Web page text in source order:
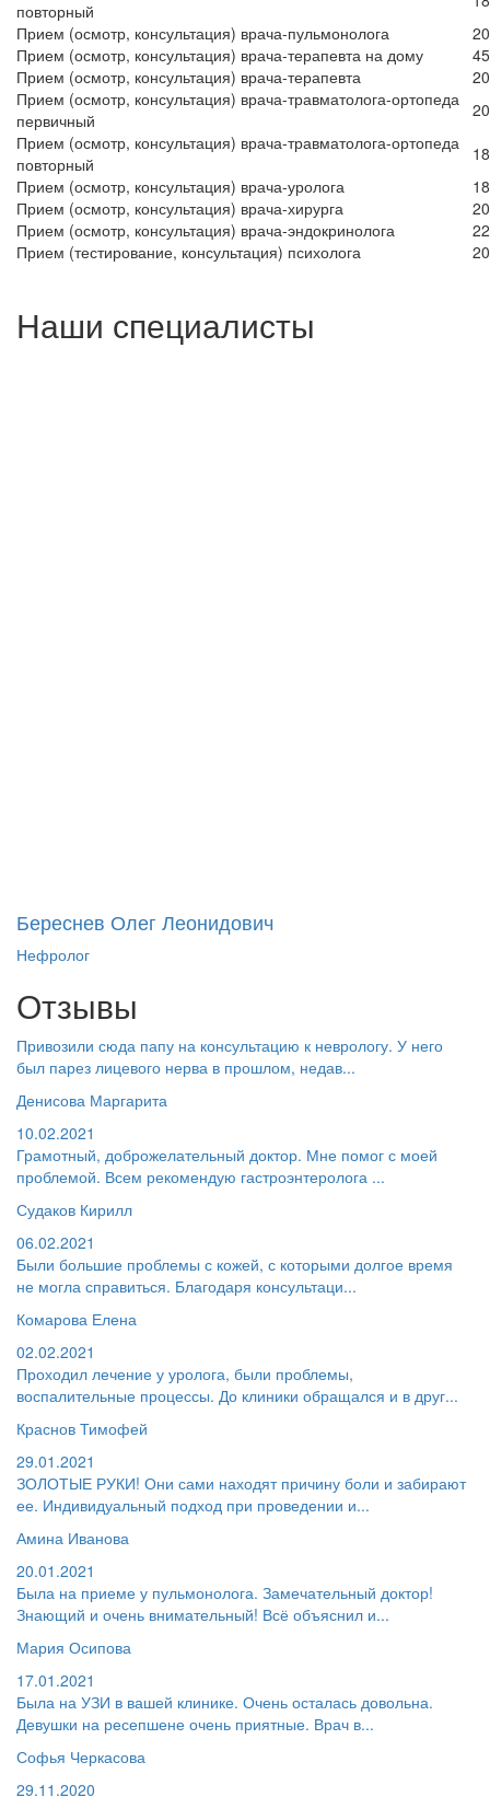
повторный
Прием (осмотр, консультация) врача-пульмонолога
Прием (осмотр, консультация) врача-терапевта на дому
Прием (осмотр, консультация) врача-терапевта
Прием (осмотр, консультация) врача-травматолога-ортопеда
первичный
Прием (осмотр, консультация) врача-травматолога-ортопеда
повторный
Прием (осмотр, консультация) врача-уролога
Прием (осмотр, консультация) врача-хирурга
Прием (осмотр, консультация) врача-эндокринолога
Прием (тестирование, консультация) психолога
Наши специалисты
Береснев Олег Леонидович
Нефролог
Отзывы
Привозили сюда папу на консультацию к неврологу. У него
был парез лицевого нерва в прошлом, недав...
Денисова Маргарита
10.02.2021
Грамотный, доброжелательный доктор. Мне помог с моей
проблемой. Всем рекомендую гастроэнтеролога ...
Судаков Кирилл
06.02.2021
Были большие проблемы с кожей, с которыми долгое время
не могла справиться. Благодаря консультаци...
Комарова Елена
02.02.2021
Проходил лечение у уролога, были проблемы,
воспалительные процессы. До клиники обращался и в друг...
Краснов Тимофей
29.01.2021
ЗОЛОТЫЕ РУКИ! Они сами находят причину боли и забирают
ее. Индивидуальный подход при проведении и...
Амина Иванова
20.01.2021
Была на приеме у пульмонолога. Замечательный доктор!
Знающий и очень внимательный! Всё объяснил и...
Мария Осипова
17.01.2021
Была на УЗИ в вашей клинике. Очень осталась довольна.
Девушки на ресепшене очень приятные. Врач в...
Софья Черкасова
29.11.2020